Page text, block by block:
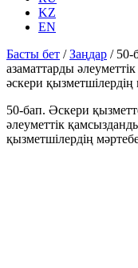
KZ
EN
Басты бет /Заңдар / 50-
азаматтарды
әскери
50-бап. Әскери
әлеуметтік
қызметшілердің